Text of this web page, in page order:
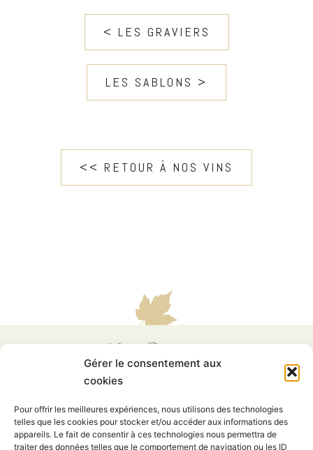
Gérer le consentement aux
cookies
Pour offrir les meilleures expériences, nous utilisons des technologies
telles que les cookies pour stocker et/ou accéder aux informations des
appareils. Le fait de consentir à ces technologies nous permettra de
traiter des données telles que le comportement de navigation ou les ID
< LES GRAVIERS
LES SABLONS >
<< RETOUR À NOS VINS